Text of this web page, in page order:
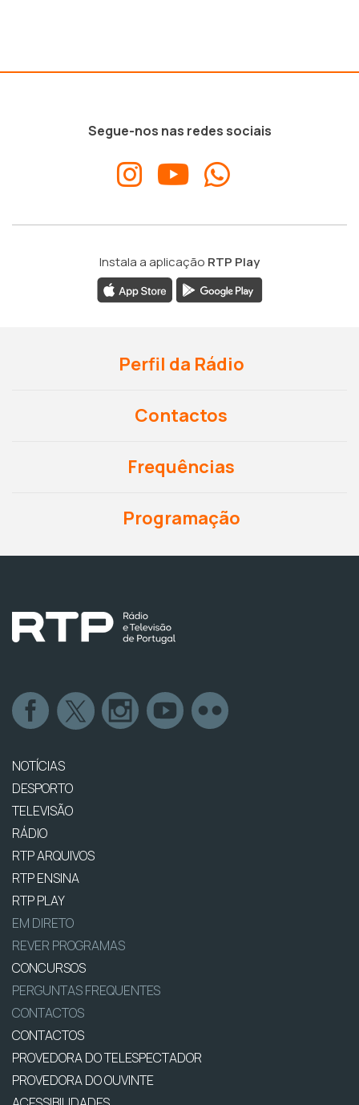
Segue-nos nas redes sociais
Instala a aplicação RTP Play
Perfil da Rádio
Contactos
Frequências
Programação
NOTÍCIAS
DESPORTO
TELEVISÃO
RÁDIO
RTP ARQUIVOS
RTP ENSINA
RTP PLAY
EM DIRETO
REVER PROGRAMAS
CONCURSOS
PERGUNTAS FREQUENTES
CONTACTOS
CONTACTOS
PROVEDORA DO TELESPECTADOR
PROVEDORA DO OUVINTE